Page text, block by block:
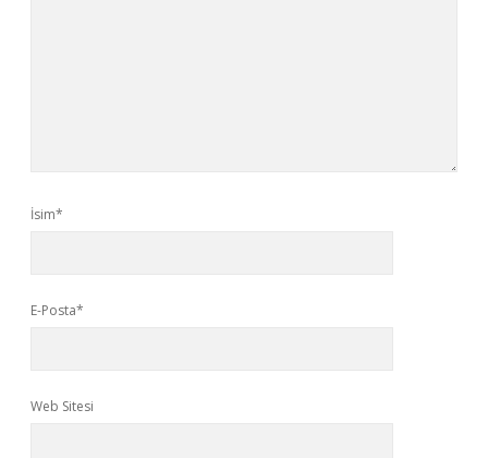
İsim*
E-Posta*
Web Sitesi